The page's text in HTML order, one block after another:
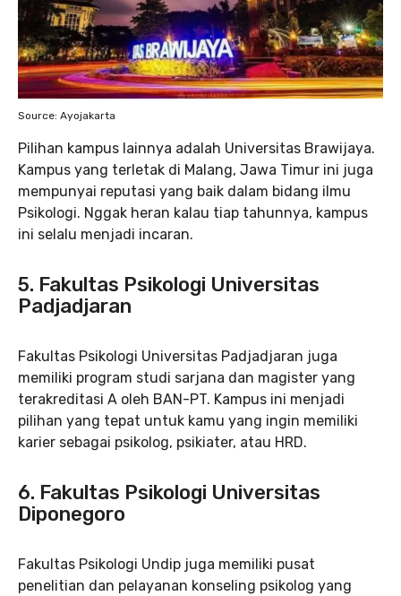
Source: Ayojakarta
Pilihan kampus lainnya adalah Universitas Brawijaya.
Kampus yang terletak di Malang, Jawa Timur ini juga
mempunyai reputasi yang baik dalam bidang ilmu
Psikologi. Nggak heran kalau tiap tahunnya, kampus
ini selalu menjadi incaran.
5. Fakultas Psikologi Universitas
Padjadjaran
Fakultas Psikologi Universitas Padjadjaran juga
memiliki program studi sarjana dan magister yang
terakreditasi A oleh BAN-PT. Kampus ini menjadi
pilihan yang tepat untuk kamu yang ingin memiliki
karier sebagai psikolog, psikiater, atau HRD.
6. Fakultas Psikologi Universitas
Diponegoro
Fakultas Psikologi Undip juga memiliki pusat
penelitian dan pelayanan konseling psikolog yang